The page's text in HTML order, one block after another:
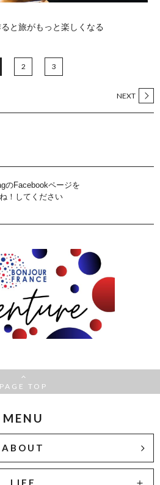
と旅がもっと楽しくなる
2 3
NEXT
のFacebookページを
！してください
PAGE TOP
MENU
ABOUT
LIFE